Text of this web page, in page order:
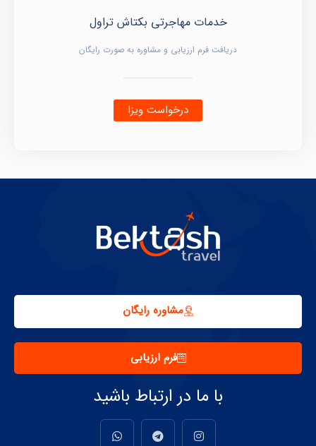
خدمات مهاجرتی بکتاش تراول
دریافت فرم ارزیابی و مشاوره به صورت رایگان
درخواست ویزا
مشاوره رایگان
فرم ارزیابی
با ما در ارتباط باشید